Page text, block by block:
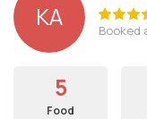
ΚΑ Booked
5
Food